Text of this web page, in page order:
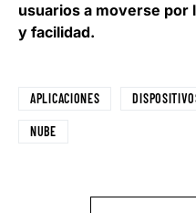
usuarios a moverse por
y facilidad.
APLICACIONES
NUBE